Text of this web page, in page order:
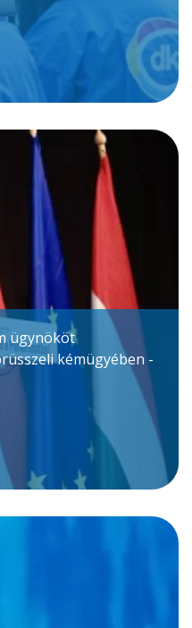
ügynököt
kémügyében -